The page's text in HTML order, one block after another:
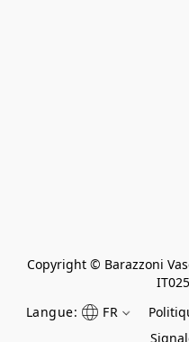
Copyright © Barazzoni
Langue:
FR